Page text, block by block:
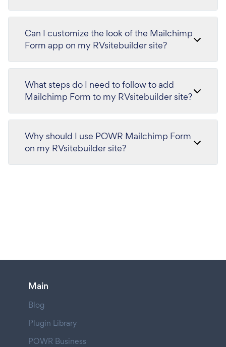
Can I customize the look of the Mailchimp
Form app on my RVsitebuilder site?
What steps do I need to follow to add
Mailchimp Form to my RVsitebuilder site?
Why should I use POWR Mailchimp Form
on my RVsitebuilder site?
Main
Blog
Plugin Library
POWR Business